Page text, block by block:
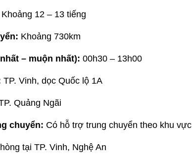
Khoảng 12 – 13 tiếng
Khoảng 730km
– muộn nhất): 00h30 – 13h00
TP. Vinh, dọc Quốc lộ 1A
Quảng Ngãi
chuyển: Có hỗ trợ trung chuyển theo khu vực
tại TP. Vinh, Nghệ An